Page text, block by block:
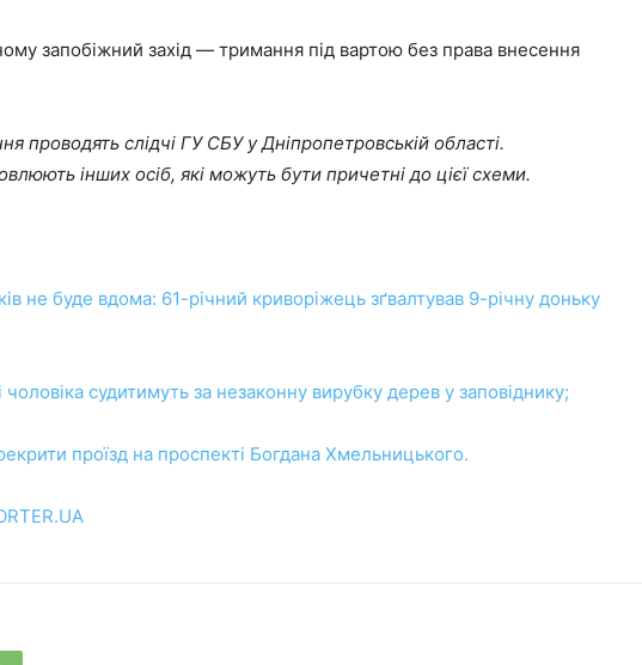
запобіжний захід — тримання під вартою без права внесення
проводять слідчі ГУ СБУ у Дніпропетровській області.
інших осіб, які можуть бути причетні до цієї схеми.
не буде вдома: 61-річний криворіжець зґвалтував 9-річну доньку
судитимуть за незаконну вирубку дерев у заповіднику;
проїзд на проспекті Богдана Хмельницького.